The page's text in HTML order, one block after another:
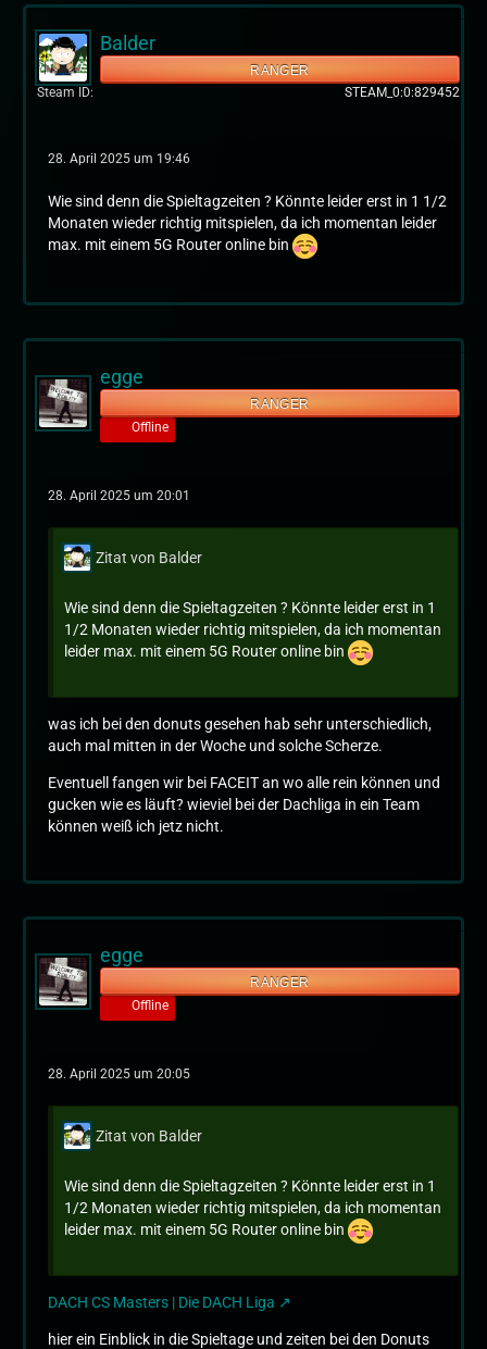
Balder
RANGER
Steam ID
STEAM_0:0:829452
28. April 2025 um 19:46
Wie sind denn die Spieltagzeiten ? Könnte leider erst in 1 1/2
Monaten wieder richtig mitspielen, da ich momentan leider
max. mit einem 5G Router online bin
egge
RANGER
Offline
28. April 2025 um 20:01
Zitat von Balder
Wie sind denn die Spieltagzeiten ? Könnte leider erst in 1
1/2 Monaten wieder richtig mitspielen, da ich momentan
leider max. mit einem 5G Router online bin
was ich bei den donuts gesehen hab sehr unterschiedlich,
auch mal mitten in der Woche und solche Scherze.
Eventuell fangen wir bei FACEIT an wo alle rein können und
gucken wie es läuft? wieviel bei der Dachliga in ein Team
können weiß ich jetz nicht.
egge
RANGER
Offline
28. April 2025 um 20:05
Zitat von Balder
Wie sind denn die Spieltagzeiten ? Könnte leider erst in 1
1/2 Monaten wieder richtig mitspielen, da ich momentan
leider max. mit einem 5G Router online bin
DACH CS Masters | Die DACH Liga
hier ein Einblick in die Spieltage und zeiten bei den Donuts